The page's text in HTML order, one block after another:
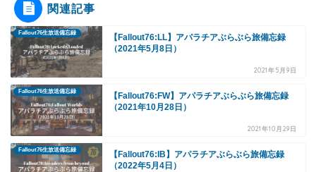
関連記事
Fallout76生放送備忘録
【Fallout76:LL】アパラチアぶらぶら旅備忘録
（2021年5月8日）
2021年5月9日
Fallout76生放送備忘録
【Fallout76:FW】アパラチアぶらぶら旅備忘録
（2021年10月28日）
2021年10月29日
Fallout76生放送備忘録
【Fallout76:IB】アパラチアぶらぶら旅備忘録
（2022年5月4日）